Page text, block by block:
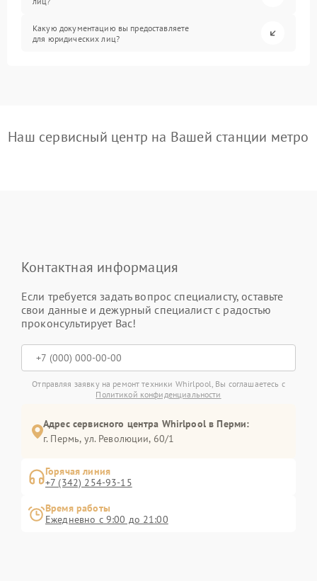
Какую документацию вы предоставляете
для юридических лиц?
Наш сервисный центр на Вашей станции метро
Контактная информация
Если требуется задать вопрос специалисту, оставьте
свои данные и дежурный специалист с радостью
проконсультирует Вас!
Отправляя заявку на ремонт техники Whirlpool, Вы соглашаетесь с
Политикой конфиденциальности
Адрес сервисного центра Whirlpool в Перми:
г. Пермь, ул. ​Революции, 60/1
Горячая линия
+7 (342) 254-93-15
Время работы
Ежедневно с 9:00 до 21:00